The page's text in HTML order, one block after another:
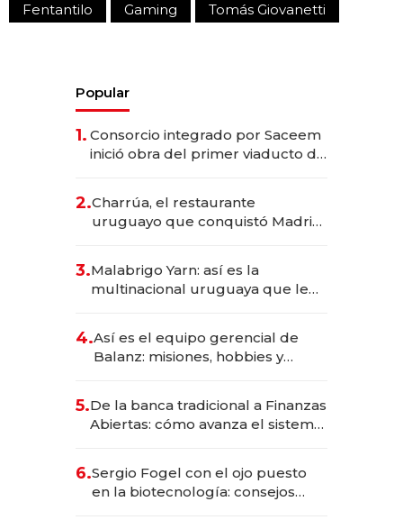
Fentantilo
Gaming Tomás Giovanetti
Popular
1. Consorcio integrado por Saceem
inició obra del primer viaducto de
millones
2.Charrúa, el restaurante
uruguayo que conquistó Madrid:
anticipación y prepara apertura
3.Malabrigo Yarn: así es la
multinacional uruguaya que le
4.Así es el equipo gerencial de
Balanz: misiones, hobbies y
5.De la banca tradicional a Finanzas
Abiertas: cómo avanza el sistema
6.Sergio Fogel con el ojo puesto
en la biotecnología: consejos